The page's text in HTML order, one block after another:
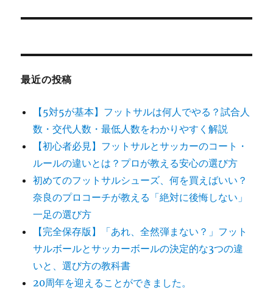
ン
稿:
最近の投稿
【5対5が基本】フットサルは何人でやる？試合人
数・交代人数・最低人数をわかりやすく解説
【初心者必見】フットサルとサッカーのコート・
ルールの違いとは？プロが教える安心の選び方
初めてのフットサルシューズ、何を買えばいい？
奈良のプロコーチが教える「絶対に後悔しない」
一足の選び方
【完全保存版】「あれ、全然弾まない？」フット
サルボールとサッカーボールの決定的な3つの違
いと、選び方の教科書
20周年を迎えることができました。